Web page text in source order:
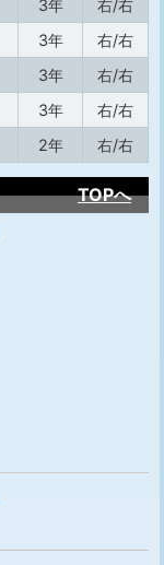
3年
右/右
3年
右/右
3年
右/右
3年
右/右
2年 右/右
TOPへ